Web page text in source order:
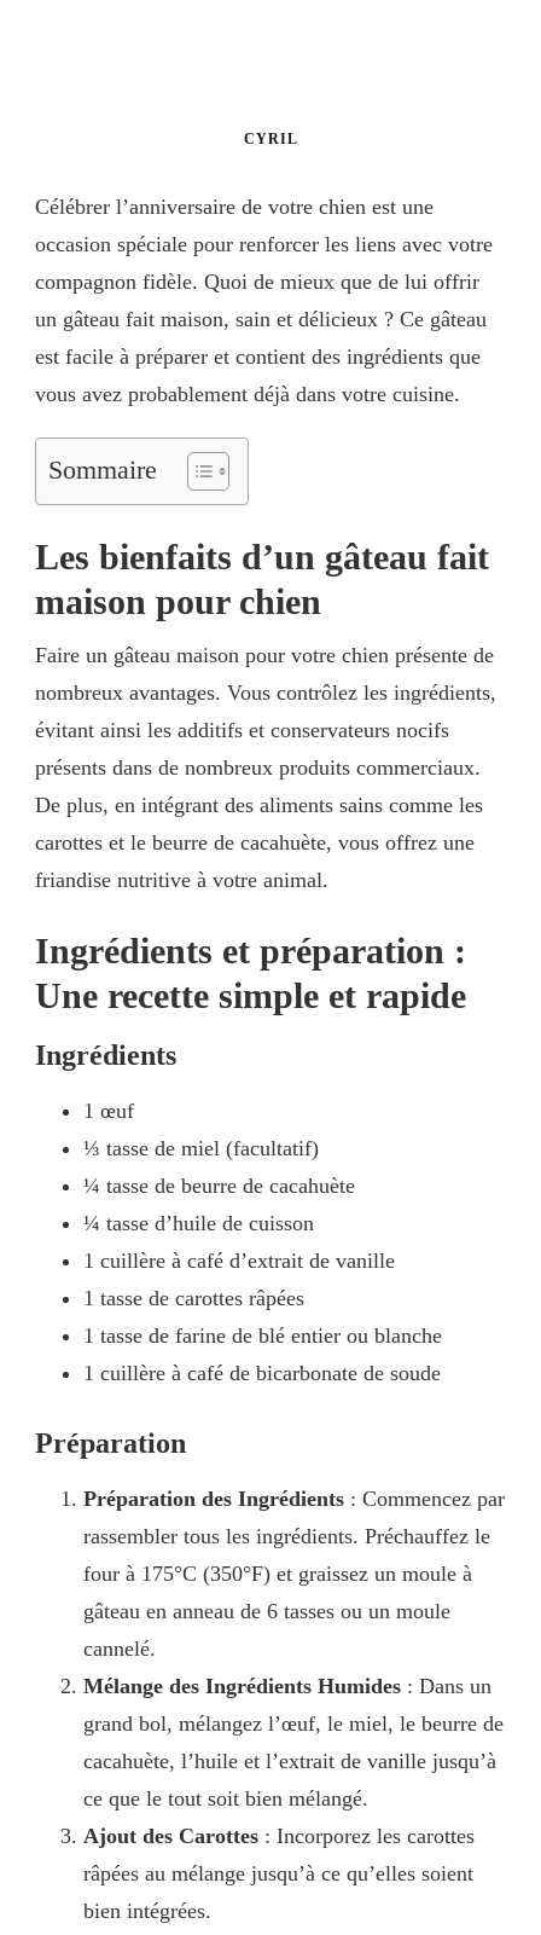
CYRIL
Célébrer l’anniversaire de votre chien est une
occasion spéciale pour renforcer les liens avec votre
compagnon fidèle. Quoi de mieux que de lui offrir
un gâteau fait maison, sain et délicieux ? Ce gâteau
est facile à préparer et contient des ingrédients que
vous avez probablement déjà dans votre cuisine.
Sommaire
Les bienfaits d’un gâteau fait
maison pour chien
Faire un gâteau maison pour votre chien présente de
nombreux avantages. Vous contrôlez les ingrédients,
évitant ainsi les additifs et conservateurs nocifs
présents dans de nombreux produits commerciaux.
De plus, en intégrant des aliments sains comme les
carottes et le beurre de cacahuète, vous offrez une
friandise nutritive à votre animal.
Ingrédients et préparation :
Une recette simple et rapide
Ingrédients
1 œuf
⅓ tasse de miel (facultatif)
¼ tasse de beurre de cacahuète
¼ tasse d’huile de cuisson
1 cuillère à café d’extrait de vanille
1 tasse de carottes râpées
1 tasse de farine de blé entier ou blanche
1 cuillère à café de bicarbonate de soude
Préparation
Préparation des Ingrédients : Commencez par
rassembler tous les ingrédients. Préchauffez le
four à 175°C (350°F) et graissez un moule à
gâteau en anneau de 6 tasses ou un moule
cannelé.
Mélange des Ingrédients Humides : Dans un
grand bol, mélangez l’œuf, le miel, le beurre de
cacahuète, l’huile et l’extrait de vanille jusqu’à
ce que le tout soit bien mélangé.
Ajout des Carottes : Incorporez les carottes
râpées au mélange jusqu’à ce qu’elles soient
bien intégrées.